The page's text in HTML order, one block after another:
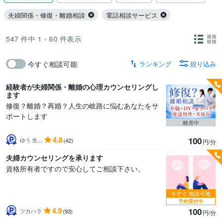
夫婦関係・修復・離婚相談 電話相談サービス
547 件中 1 - 60 件表示
今すぐ相談可能 ランキング 絞り込み
経験者が夫婦関係・離婚の心理カウンセリングし
ます
修復？離婚？再婚？人生の岐路に悩むあなたをサ
ポートします
ゆう 生... 4.8(42) 100円/分
離席中
夫婦カウンセリングを承ります
資格所有者ですので安心してご相談下さい。
ツカハラ 4.9(93) 100円/分
今すぐ 相談可能
予約受付中